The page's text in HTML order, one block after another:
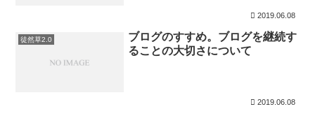
2019.06.08
徒然草2.0
ブログのすすめ。ブログを継続す
ることの大切さについて
2019.06.08